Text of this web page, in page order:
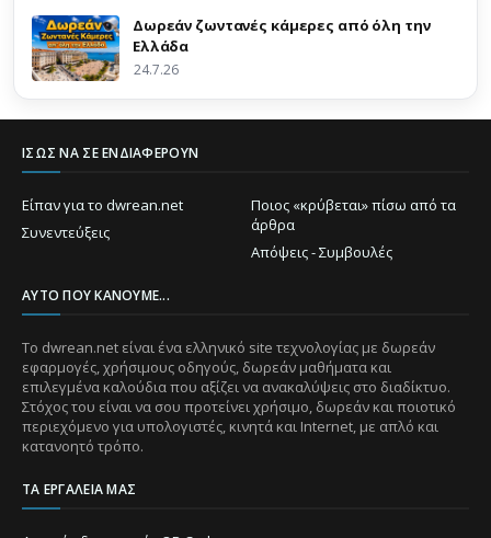
Δωρεάν ζωντανές κάμερες από όλη την
Ελλάδα
24.7.26
ΊΣΩΣ ΝΑ ΣΕ ΕΝΔΙΑΦΈΡΟΥΝ
Είπαν για το dwrean.net
Ποιος «κρύβεται» πίσω από τα
άρθρα
Συνεντεύξεις
Απόψεις - Συμβουλές
ΑΥΤΌ ΠΟΥ ΚΆΝΟΥΜΕ...
Το dwrean.net είναι ένα ελληνικό site τεχνολογίας με δωρεάν
εφαρμογές, χρήσιμους οδηγούς, δωρεάν μαθήματα και
επιλεγμένα καλούδια που αξίζει να ανακαλύψεις στο διαδίκτυο.
Στόχος του είναι να σου προτείνει χρήσιμο, δωρεάν και ποιοτικό
περιεχόμενο για υπολογιστές, κινητά και Internet, με απλό και
κατανοητό τρόπο.
ΤΑ ΕΡΓΑΛΕΊΑ ΜΑΣ